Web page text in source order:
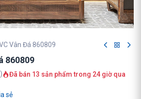
Vân Đá 860809
860809
Đã bán 13 sản phẩm trong 24 giờ qua
sẻ